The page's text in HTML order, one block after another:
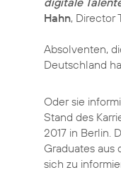
Hahn, Director
Absolventen,
Deutschland
Oder sie
Stand des
2017 in Berlin.
Graduates aus
sich zu